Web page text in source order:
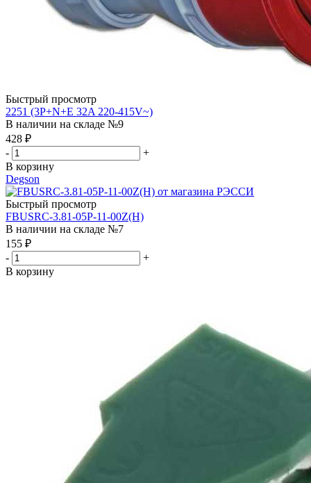
Быстрый просмотр
2251 (3P+N+E 32A 220-415V~)
В наличии на складе №9
428 ₽
-
+
В корзину
Degson
Быстрый просмотр
FBUSRC-3.81-05P-11-00Z(H)
В наличии на складе №7
155 ₽
-
+
В корзину